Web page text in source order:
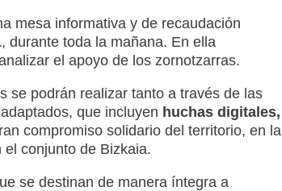
mesa informativa y de recaudación
, durante toda la mañana. En ella
el apoyo de los zornotzarras.
se podrán realizar tanto a través de las
que incluyen huchas digitales,
compromiso solidario del territorio, en la
conjunto de Bizkaia.
se destinan de manera íntegra a